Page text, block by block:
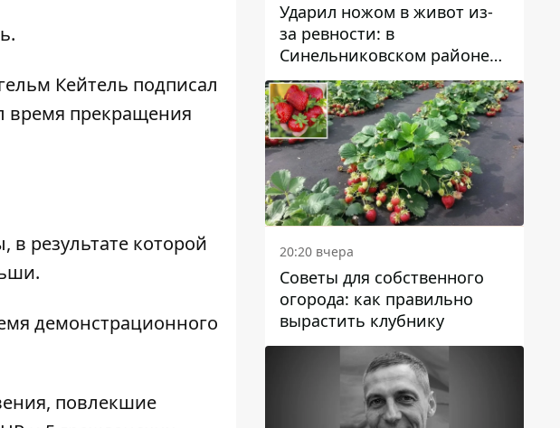
Кейтель подписал
время прекращения
результате которой
демонстрационного
повлекшие
Ударил ножом в живот из-
за ревности: в
Синельниковском районе
задержали 49-летнего
мужчину за убийство
20:20 вчера
Советы для собственного
огорода: как правильно
вырастить клубнику